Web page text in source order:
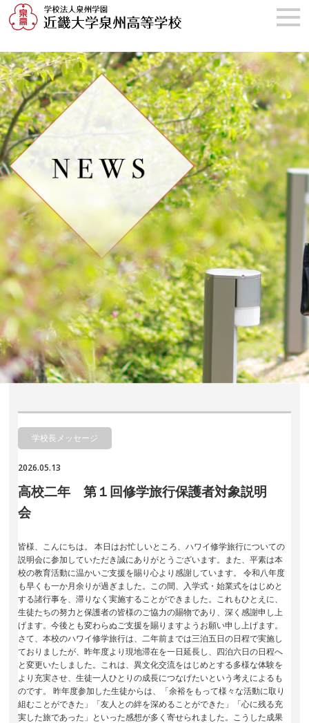
学校長メッセージ
2026.05.13
高校二年 第１回修学旅行保護者対象説明
会
皆様、こんにちは。 本日はお忙しいところ、ハワイ修学旅行についての
説明会に参加していただき誠にありがとうございます。また、平素は本
校の教育活動に温かいご支援を賜り心より感謝しています。 令和八年度
も早くも一か月余りが過ぎました。この間、入学式・始業式をはじめと
する諸行事を、滞りなく実施することができました。これもひとえに、
生徒たちの努力と保護者の皆様のご協力の賜物であり、深く感謝申し上
げます。今後とも変わらぬご支援を賜りますようお願い申し上げます。
さて、本校のハワイ修学旅行は、二年前までは三泊五日の日程で実施し
ておりましたが、昨年度より現地滞在を一日延長し、四泊六日の日程へ
と変更いたしました。これは、異文化交流をはじめとする多様な体験を
より充実させ、生徒一人ひとりの成長につなげたいという考えによるも
のです。 昨年度参加した生徒からは、「余裕をもって様々な活動に取り
組むことができた」「友人との絆を深めることができた」「心に残る充
実した旅であった」といった感想が多く寄せられました。こうした成果